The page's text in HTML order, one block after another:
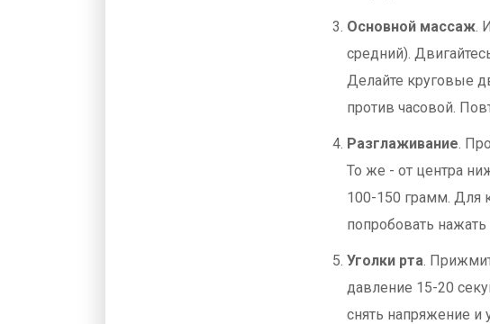
Основной массаж.
средний).
Делайте круговые
против часовой.
Разглаживание.
То же - от центра
100-150 грамм. Для
попробовать
Уголки рта.
давление 15-20
снять напряжение и